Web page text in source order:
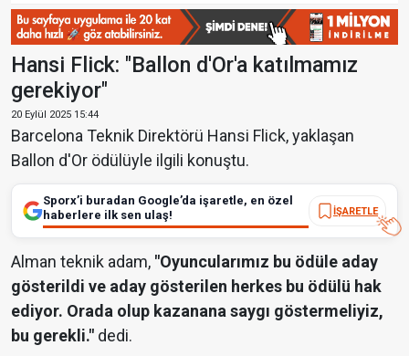
Hansi Flick: "Ballon d'Or'a katılmamız
gerekiyor"
20 Eylül 2025 15:44
Barcelona Teknik Direktörü Hansi Flick, yaklaşan
Ballon d'Or ödülüyle ilgili konuştu.
Sporx’i buradan Google’da işaretle, en özel
haberlere ilk sen ulaş!
İŞARETLE
Alman teknik adam, "Oyuncularımız bu ödüle aday
gösterildi ve aday gösterilen herkes bu ödülü hak
ediyor. Orada olup kazanana saygı göstermeliyiz,
bu gerekli." dedi.